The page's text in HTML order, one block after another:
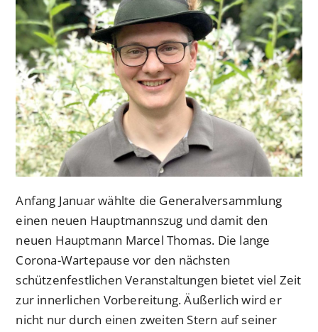
Anfang Januar wählte die Generalversammlung
einen neuen Hauptmannszug und damit den
neuen Hauptmann Marcel Thomas. Die lange
Corona-Wartepause vor den nächsten
schützenfestlichen Veranstaltungen bietet viel Zeit
zur innerlichen Vorbereitung. Äußerlich wird er
nicht nur durch einen zweiten Stern auf seiner